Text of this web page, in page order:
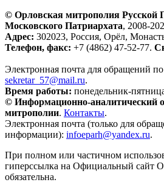
© Орловская митрополия Русской
Московского Патриархата, 2008-
Адрес: 302023, Россия, Орёл,
Телефон, факс: +7 (4862) 47-52-77.
Электронная почта для обращений
sekretar_57@mail.ru.
Время работы: понедельник-
© Информационно-аналитический
митрополии. Контакты.
Электронная почта (только для
информации): infoeparh@yandex.ru.
При полном или частичном
гиперссылка на Официальный сайт
обязательна.